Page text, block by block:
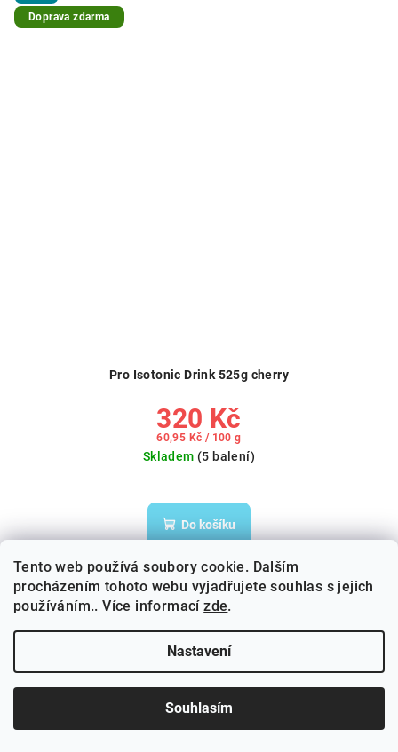
Tento web používá soubory cookie. Dalším
procházením tohoto webu vyjadřujete souhlas s jejich
používáním.. Více informacízde.
Nastavení
Souhlasím
Doprava zdarma
Pro Isotonic Drink 525g cherry
320 Kč
Měrná
60,95 Kč / 100 g
Skladem (5 balení)
Do košíku
Prášek k přípravě iontového nápoje pro doplnění tekutin a
energie při fyzické zátěži....